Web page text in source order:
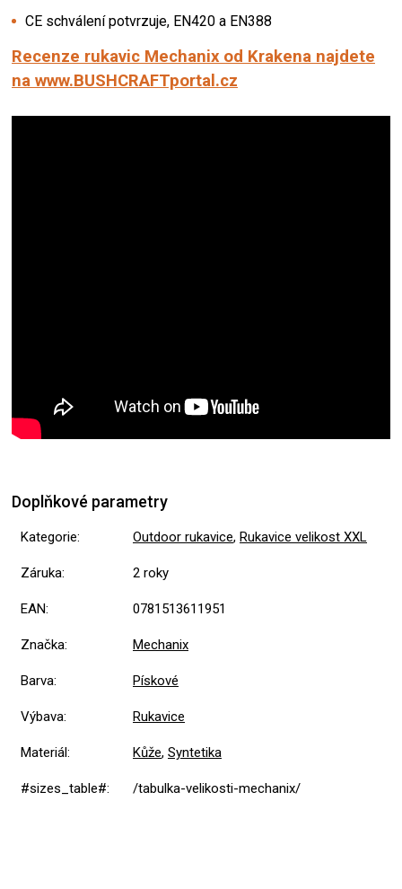
CE schválení potvrzuje, EN420 a EN388
Recenze rukavic Mechanix od Krakena najdete
na www.BUSHCRAFTportal.cz
Doplňkové parametry
Kategorie: Outdoor rukavice, Rukavice velikost XXL
Záruka: 2 roky
EAN: 0781513611951
Značka: Mechanix
Barva: Pískové
Výbava: Rukavice
Materiál: Kůže, Syntetika
#sizes_table#: /tabulka-velikosti-mechanix/